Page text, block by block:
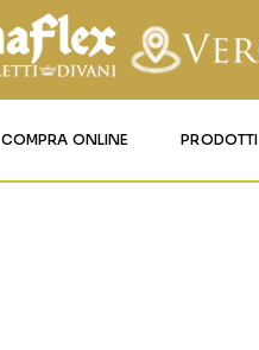
COMPRA ONLINE PRODOTTI